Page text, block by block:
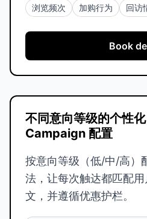
浏览频次 加购行为 回访
Book
不同意向等级的个性化
Campaign 配置
按意向等级（低/中/高）
法，让每次触达都匹配
文，并遵循优惠护栏。